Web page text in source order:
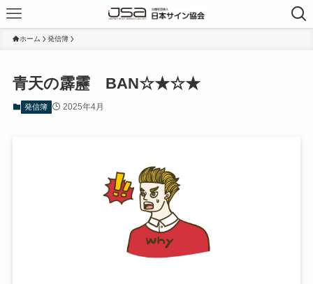
ホーム 発信簿
青天の霹靂 BAN☆★☆★
発信簿 2025年4月